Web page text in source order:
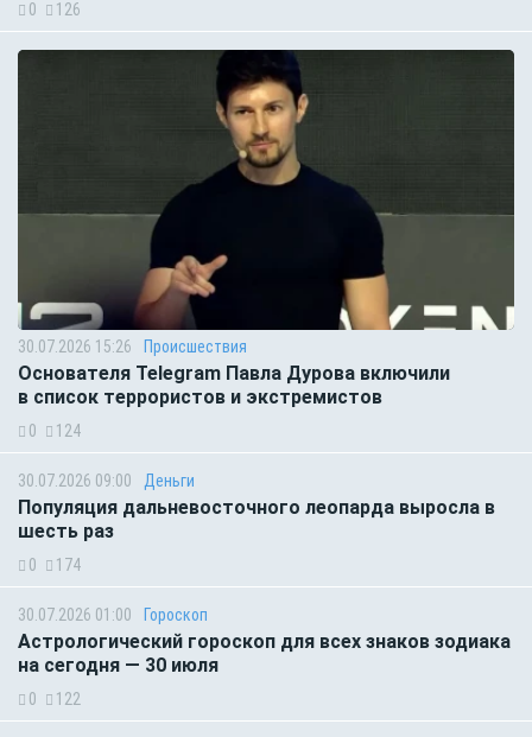
0 126
30.07.2026 15:26 Происшествия
Основателя Telegram Павла Дурова включили
в список террористов и экстремистов
0 124
30.07.2026 09:00 Деньги
Популяция дальневосточного леопарда выросла в
шесть раз
0 174
30.07.2026 01:00 Гороскоп
Астрологический гороскоп для всех знаков зодиака
на сегодня — 30 июля
0 122